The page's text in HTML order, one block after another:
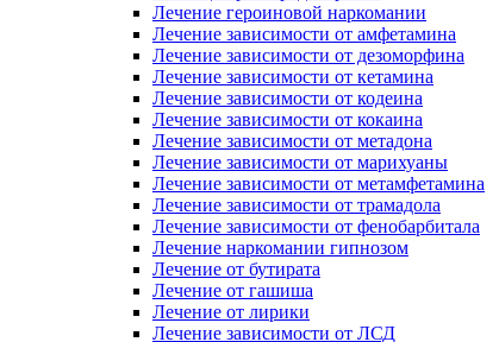
Лечение героиновой наркомании
Лечение зависимости от амфетамина
Лечение зависимости от дезоморфина
Лечение зависимости от кетамина
Лечение зависимости от кодеина
Лечение зависимости от кокаина
Лечение зависимости от метадона
Лечение зависимости от марихуаны
Лечение зависимости от метамфетамина
Лечение зависимости от трамадола
Лечение зависимости от фенобарбитала
Лечение наркомании гипнозом
Лечение от бутирата
Лечение от гашиша
Лечение от лирики
Лечение зависимости от ЛСД